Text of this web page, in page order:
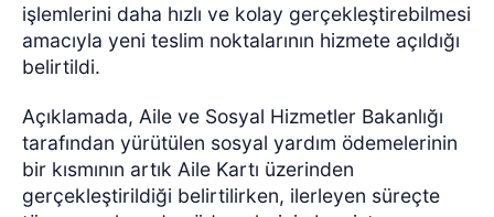
işlemlerini daha hızlı ve kolay gerçekleştirebilmesi
amacıyla yeni teslim noktalarının hizmete açıldığı
belirtildi.
Açıklamada, Aile ve Sosyal Hizmetler Bakanlığı
tarafından yürütülen sosyal yardım ödemelerinin
bir kısmının artık Aile Kartı üzerinden
gerçekleştirildiği belirtilirken, ilerleyen süreçte